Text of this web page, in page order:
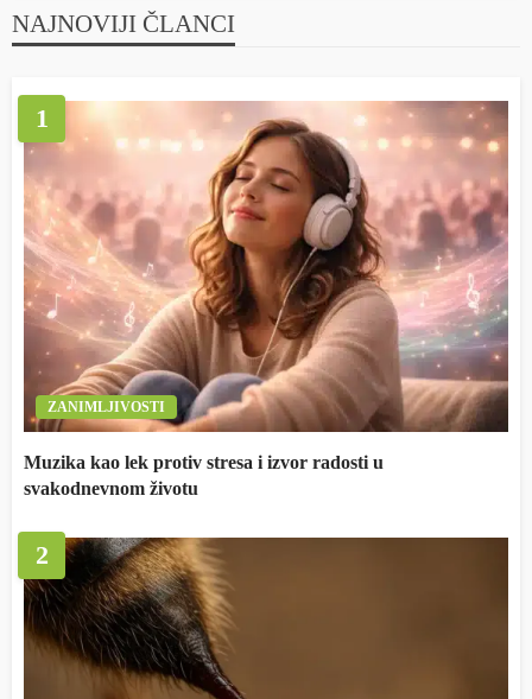
NAJNOVIJI ČLANCI
1
ZANIMLJIVOSTI
Muzika kao lek protiv stresa i izvor radosti u
svakodnevnom životu
2